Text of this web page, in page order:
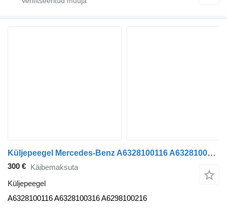
Küljepeegel Mercedes-Benz A6328100116 A6328100316 A6298100216 tüübi jaoks bussi Mercedes-Benz TOURISMO
300 € Käibemaksuta
Küljepeegel
A6328100116 A6328100316 A6298100216